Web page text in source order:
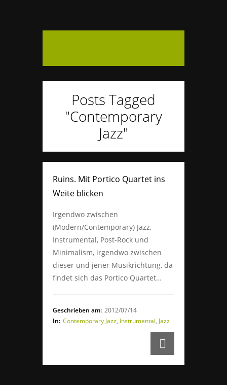
Posts Tagged
"Contemporary
Jazz"
Ruins. Mit Portico Quartet ins
Weite blicken
Irgendwo zwischen
(Modern/Contemporary) Jazz,
Instrumental, Post-Rock und
Minimalism, irgendwo zwischen
dieser und jener Musikrichtung, da
findet sich das Portico Quartet…
Geschrieben am: 2012/07/14
In: Contemporary Jazz, Instrumental, Jazz